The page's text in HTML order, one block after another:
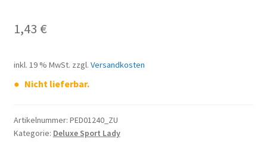
1,43 €
inkl. 19 % MwSt. zzgl. Versandkosten
Nicht lieferbar.
Artikelnummer: PED01240_ZU
Kategorie: Deluxe Sport Lady